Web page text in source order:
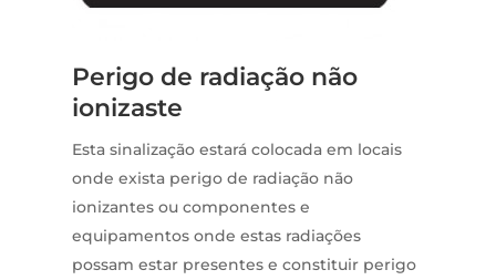
Perigo de radiação não
ionizaste
Esta sinalização estará colocada em locais
onde exista perigo de radiação não
ionizantes ou componentes e
equipamentos onde estas radiações
possam estar presentes e constituir perigo